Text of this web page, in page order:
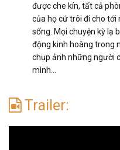
được che kín, tất cả
của họ cứ trôi đi cho tới
sống. Mọi chuyện kỳ lạ
động kinh hoàng trong
chụp ảnh những người
mình...
Trailer: